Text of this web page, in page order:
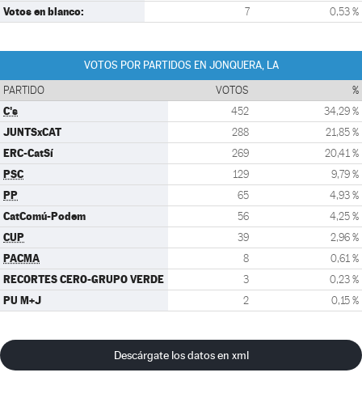
Votos en blanco: 7 0,53 %
VOTOS POR PARTIDOS EN JONQUERA, LA
PARTIDO VOTOS %
C's 452 34,29 %
JUNTSxCAT 288 21,85 %
ERC-CatSí 269 20,41 %
PSC 129 9,79 %
PP 65 4,93 %
CatComú-Podem 56 4,25 %
CUP 39 2,96 %
PACMA 8 0,61 %
RECORTES CERO-GRUPO VERDE 3 0,23 %
PU M+J 2 0,15 %
Descárgate los datos en xml